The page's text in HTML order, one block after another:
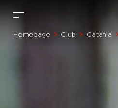
Homepage Club Catania